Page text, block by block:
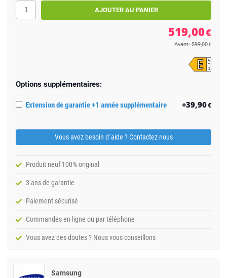
519,00€
Avant: 599,00 €
Options supplémentaires:
Extension de garantie +1 année supplémentaire +39,90€
Vous avez besoin d´aide ? Contactez nous
Produit neuf 100% original
3 ans de garantie
Paiement sécurisé
Commandes en ligne ou par téléphone
Vous avez des doutes ? Nous vous conseillons
Samsung